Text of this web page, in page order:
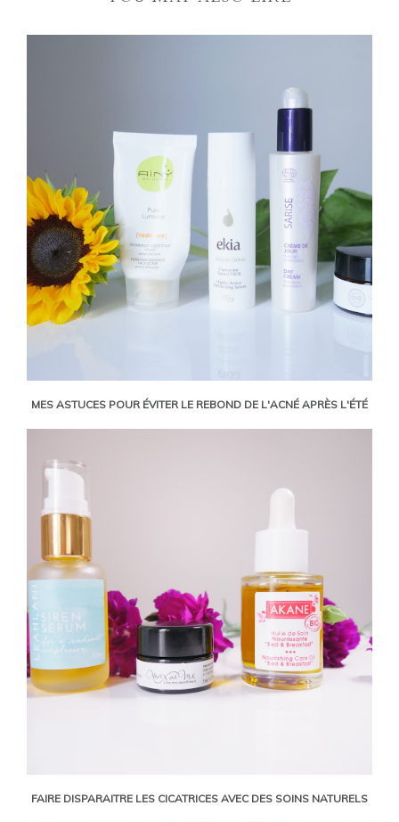
MES ASTUCES POUR ÉVITER LE REBOND DE L'ACNÉ APRÈS L'ÉTÉ
FAIRE DISPARAITRE LES CICATRICES AVEC DES SOINS NATURELS